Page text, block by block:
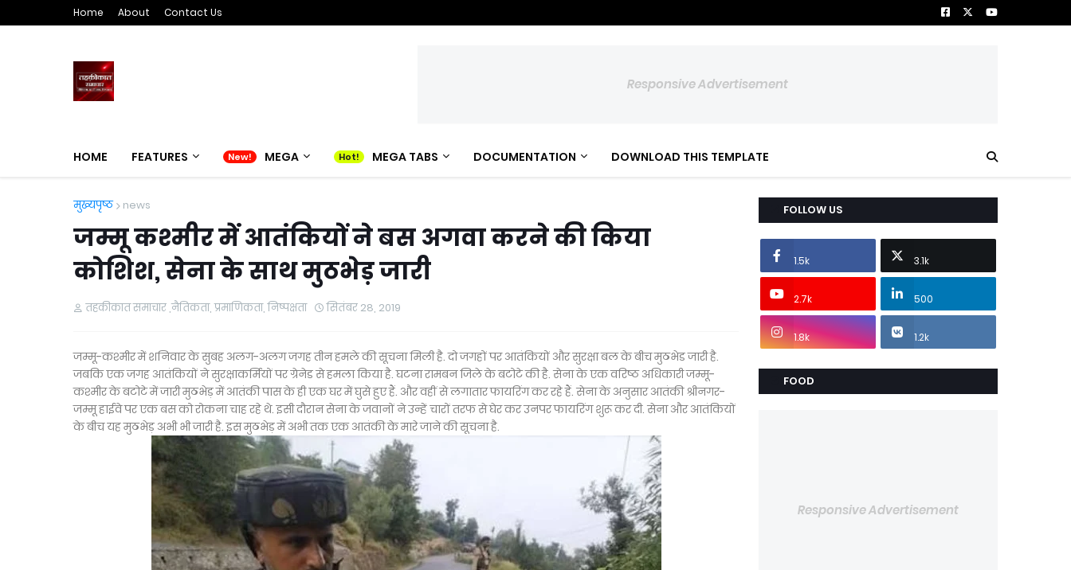
Home About Contact Us
Responsive Advertisement
HOME FEATURES MEGA MEGA TABS DOCUMENTATION DOWNLOAD THIS TEMPLATE
मुख्यपृष्ठ news
जम्मू कश्मीर में आतंकियों ने बस अगवा करने की किया
कोशिश, सेना के साथ मुठभेड़ जारी
तहकीकात समाचार ,नैतिकता, प्रमाणिकता, निष्पक्षता सितंबर 28, 2019
जम्मू-कश्मीर में शनिवार के सुबह अलग-अलग जगह तीन हमले की सूचना मिली है. दो जगहों पर आतंकियों और सुरक्षा बल के बीच मुठभेड जारी है.
जबकि एक जगह आतंकियों ने सुरक्षाकर्मियों पर ग्रेनेड से हमला किया है. घटना रामबन जिले के बटोटे की है. सेना के एक वरिष्ठ अधिकारी जम्मू-
कश्मीर के बटोटे में जारी मुठभेड़ में आतंकी पास के ही एक घर में घुसे हुए हैं. और वहीं से लगातार फायरिंग कर रहे हैं. सेना के अनुसार आतंकी श्रीनगर-
जम्मू हाईवे पर एक बस को रोकना चाह रहे थे. इसी दौरान सेना के जवानों ने उन्हें चारों तरफ से घेर कर उनपर फायरिंग शुरू कर दी. सेना और आतंकियों
के बीच यह मुठभेड़ अभी भी जारी है. इस मुठभेड़ में अभी तक एक आतंकी के मारे जाने की सूचना है.
FOLLOW US
1.5k 3.1k
2.7k 500
1.8k 1.2k
FOOD
Responsive Advertisement